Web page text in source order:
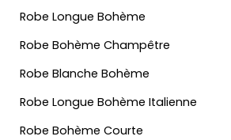
Robe Longue Bohème
Robe Bohème Champêtre
Robe Blanche Bohème
Robe Longue Bohème Italienne
Robe Bohème Courte